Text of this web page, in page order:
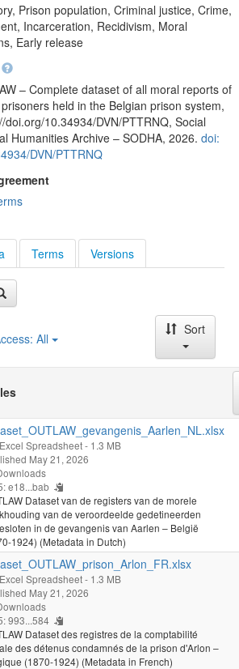
rendus possibles grâce à la contribution de
des Archives de l'État, d'Erfgoedcel
Noorderkempen et du Gevangenismuseum
17)
Voorlokale geschiedenisbiedt de
in de sociale realiteit van Aarlen en
van de negentiende en het begin van
Onderzoekers die zich bezighouden met
praktijken, gevangenisbeleid en de
in het laat-negentiende-eeuwse
tot stand in het kader van project
Het project is een samenwerking tussen
en de
mede mogelijk gemaakt door de
Rijksarchief te Gent, Erfgoedcel Dijk92,
en het Gevangenismuseum
17)
Prison population, Criminal justice, Crime,
Incarceration, Recidivism, Moral
Early release
– Complete dataset of all moral reports of
held in the Belgian prison system,
10.34934/DVN/PTTRNQ, Social
Humanities Archive – SODHA, 2026. doi:
DVN/PTTRNQ
Terms Versions
All
Sort
Spreadsheet- 1.3 MB
May 21, 2026
e18...bab
Dataset van de registers van de morele
van de veroordeelde gedetineerden
in de gevangenis van Aarlen – België
1924) (Metadata in Dutch)
Spreadsheet- 1.3 MB
May 21, 2026
993...584
Dataset des registres de la comptabilité
des détenus condamnés de la prison d'Arlon –
(1870-1924) (Metadata in French)